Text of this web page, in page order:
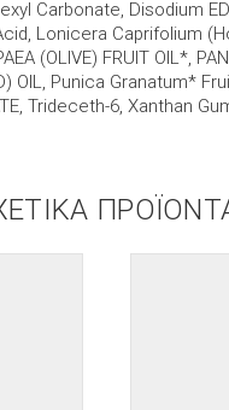
Carbonate, Disodium
Lonicera Caprifolium
(OLIVE) FRUIT OIL*,
OIL, Punica Granatum*
Trideceth-6, Xanthan